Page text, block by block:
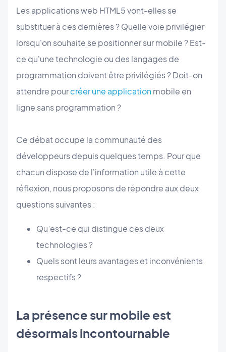
Les applications web HTML5 vont-elles se
substituer à ces dernières ? Quelle voie privilégier
lorsqu'on souhaite se positionner sur mobile ? Est-
ce qu'une technologie ou des langages de
programmation doivent être privilégiés ? Doit-on
attendre pourcréer une applicationmobile en
ligne sans programmation ?
Ce débat occupe la communauté des
développeurs depuis quelques temps. Pour que
chacun dispose de l'information utile à cette
réflexion, nous proposons de répondre aux deux
questions suivantes :
Qu’est-ce qui distingue ces deux
technologies ?
Quels sont leurs avantages et inconvénients
respectifs ?
La présence sur mobile est
désormais incontournable